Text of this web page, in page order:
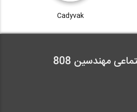
Cadyvak
مهندسین 808